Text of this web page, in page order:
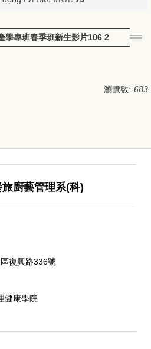
學專班春季班新生影片106 2
瀏覽數: 683
廚藝管理系(科)
復興路336號
健康學院